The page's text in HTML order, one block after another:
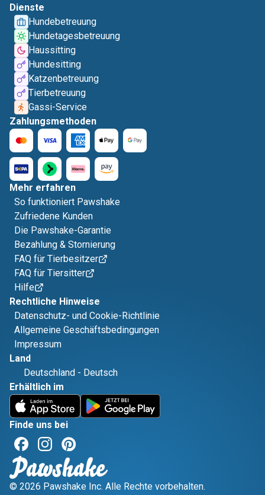
Dienste
Hundebetreuung
Hundetagesbetreuung
Haussitting
Hundesitting
Katzenbetreuung
Tierbetreuung
Gassi-Service
Zahlungsmethoden
Mehr erfahren
So funktioniert Pawshake
Zufriedene Kunden
Die Pawshake-Garantie
Bezahlung & Stornierung
FAQ für Tierbesitzer
FAQ für Tiersitter
Hilfe
Rechtliche Hinweise
Datenschutz- und Cookie-Richtlinie
Allgemeine Geschäftsbedingungen
Impressum
Land
Deutschland - Deutsch
Erhältlich im
Finde uns bei
© 2026 Pawshake Inc. Alle Rechte vorbehalten.